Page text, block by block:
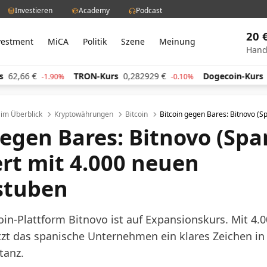
Investieren Academy Podcast
MiCA Politik Szene Meinung 20
-1.90% TRON-Kurs 0,282929 € -0.10% Dogecoin-Kurs
Überblick Kryptowährungen Bitcoin Bitcoin gegen Bares: Bitnovo
Bares: Bitnovo
mit 4.000 neuen
Plattform Bitnovo ist auf Expansionskurs. Mit
das spanische Unternehmen ein klares Zeichen